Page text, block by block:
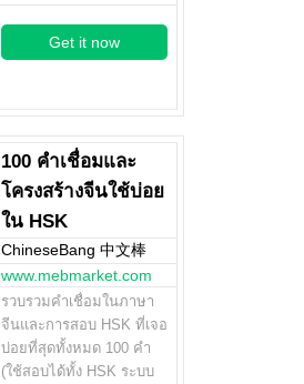
Get it now
100 คำเชื่อมและ
โครงสร้างจีนใช้บ่อย
ใน HSK
ChineseBang 中文棒
www.mebmarket.com
รวบรวมคำเชื่อมในภาษา
จีนและการสอบ HSK ที่เจอ
บ่อยที่สุดทั้งหมด 100 คำ
(ใช้สอบได้ทั้ง HSK ระบบ